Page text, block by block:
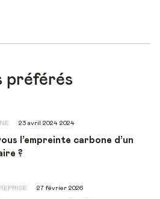
préférés
23 avril 2024 2024
l’empreinte carbone d’un
?
27 février 2026